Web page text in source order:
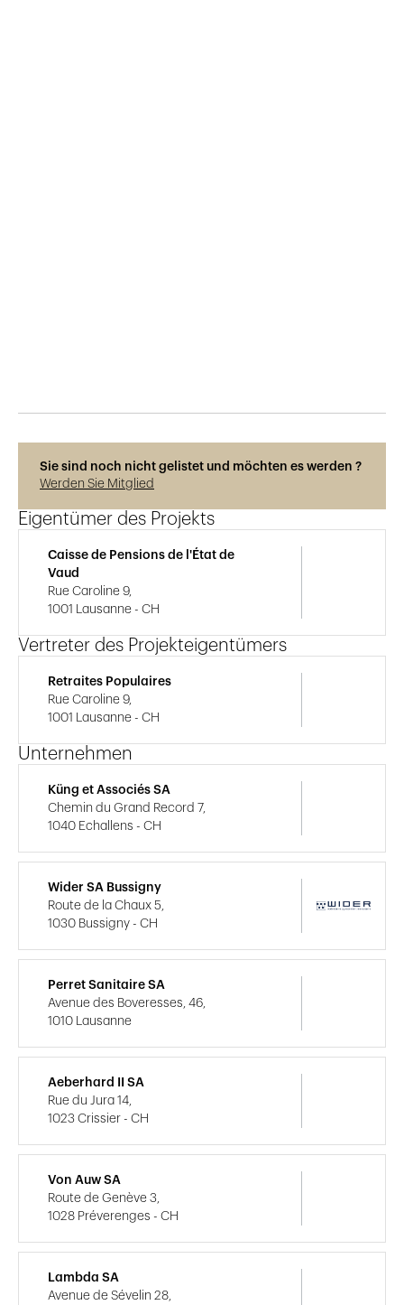
Sie sind noch nicht gelistet und möchten es werden ?
Werden Sie Mitglied
Eigentümer des Projekts
Caisse de Pensions de l'État de
Vaud
Rue Caroline 9,
1001 Lausanne - CH
Vertreter des Projekteigentümers
Retraites Populaires
Rue Caroline 9,
1001 Lausanne - CH
Unternehmen
Küng et Associés SA
Chemin du Grand Record 7,
1040 Echallens - CH
Wider SA Bussigny
Route de la Chaux 5,
1030 Bussigny - CH
Perret Sanitaire SA
Avenue des Boveresses, 46,
1010 Lausanne
Aeberhard II SA
Rue du Jura 14,
1023 Crissier - CH
Von Auw SA
Route de Genève 3,
1028 Préverenges - CH
Lambda SA
Avenue de Sévelin 28,